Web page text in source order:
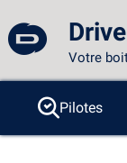
Votre
Pilotes
Sondes